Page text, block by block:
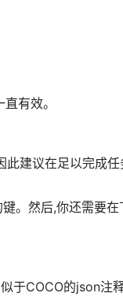
有效。
建议在足以完成任
。然后,你还需要在
于COCO的json注